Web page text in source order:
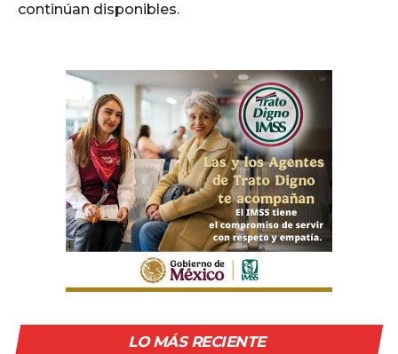
continúan disponibles.
LO MÁS RECIENTE